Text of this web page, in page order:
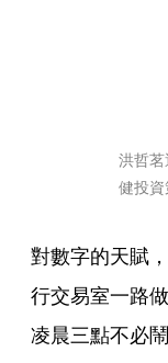
洪哲
健投資
對數字的天賦
行交易室一路
凌晨三點不必